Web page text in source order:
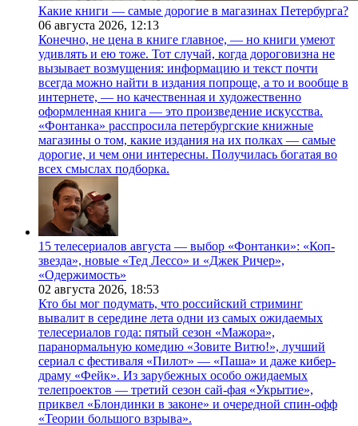
Какие книги — самые дорогие в магазинах Петербурга?
06 августа 2026, 12:13
Конечно, не цена в книге главное, — но книги умеют
удивлять и ею тоже. Тот случай, когда дороговизна не
вызывает возмущения: информацию и текст почти
всегда можно найти в издания попроще, а то и вообще в
интернете, — но качественная и художественно
оформленная книга — это произведение искусства.
«Фонтанка» расспросила петербургские книжные
магазины о том, какие издания на их полках — самые
дорогие, и чем они интересны. Получилась богатая во
всех смыслах подборка.
15 телесериалов августа — выбор «Фонтанки»: «Коп-
звезда», новые «Тед Лессо» и «Джек Ричер»,
«Одержимость»
02 августа 2026, 18:53
Кто бы мог подумать, что российский стриминг
вывалит в середине лета одни из самых ожидаемых
телесериалов года: пятый сезон «Мажора»,
паранормальную комедию «Зовите Витю!», лучший
сериал с фестиваля «Пилот» — «Паша» и даже кибер-
драму «Фейк». Из зарубежных особо ожидаемых
телепроектов — третий сезон сай-фая «Укрытие»,
приквел «Блондинки в законе» и очередной спин-офф
«Теории большого взрыва».